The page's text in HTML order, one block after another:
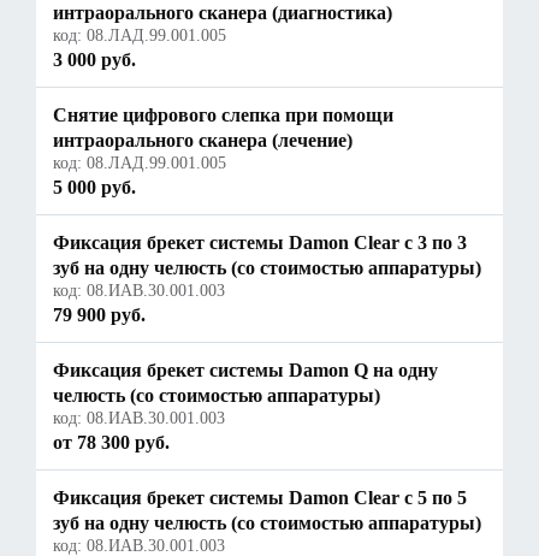
интраорального сканера (диагностика)
код: 08.ЛАД.99.001.005
3 000 руб.
Снятие цифрового слепка при помощи
интраорального сканера (лечение)
код: 08.ЛАД.99.001.005
5 000 руб.
Фиксация брекет системы Damon Clear с 3 по 3
зуб на одну челюсть (со стоимостью аппаратуры)
код: 08.ИАВ.30.001.003
79 900 руб.
Фиксация брекет системы Damon Q на одну
челюсть (со стоимостью аппаратуры)
код: 08.ИАВ.30.001.003
от 78 300 руб.
Фиксация брекет системы Damon Clear с 5 по 5
зуб на одну челюсть (со стоимостью аппаратуры)
код: 08.ИАВ.30.001.003